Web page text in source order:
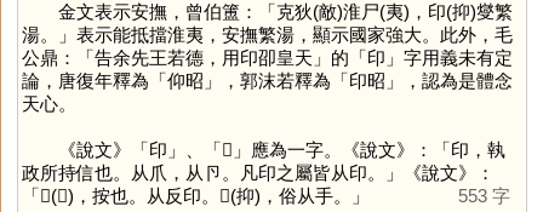
金文表示安撫，曾伯簠：「克狄(敵)淮尸(夷)，印(抑)燮繁
湯。」表示能抵擋淮夷，安撫繁湯，顯示國家強大。此外，毛
公鼎：「告余先王若德，用印卲皇天」的「印 」字用義未有定
論，唐復年釋為「仰昭」，郭沫若釋為「印昭」，認為是體念
天心。
《說文》「印 」、「𢑏 」應為一字。《說文》：「印，執
政所持信也。从爪，从卪。凡印之屬皆从印。」《說文》：
「𢑏(𠨔)，按也。从反印。𢮮(抑)，俗从手。」
553 字